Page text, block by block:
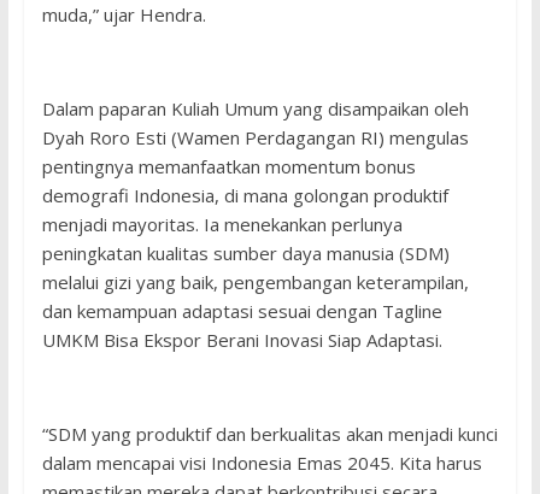
muda,” ujar Hendra.
Dalam paparan Kuliah Umum yang disampaikan oleh
Dyah Roro Esti (Wamen Perdagangan RI) mengulas
pentingnya memanfaatkan momentum bonus
demografi Indonesia, di mana golongan produktif
menjadi mayoritas. Ia menekankan perlunya
peningkatan kualitas sumber daya manusia (SDM)
melalui gizi yang baik, pengembangan keterampilan,
dan kemampuan adaptasi sesuai dengan Tagline
UMKM Bisa Ekspor Berani Inovasi Siap Adaptasi.
“SDM yang produktif dan berkualitas akan menjadi kunci
dalam mencapai visi Indonesia Emas 2045. Kita harus